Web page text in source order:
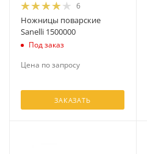
6
Ножницы поварские
Sanelli 1500000
Под заказ
Цена по запросу
ЗАКАЗАТЬ